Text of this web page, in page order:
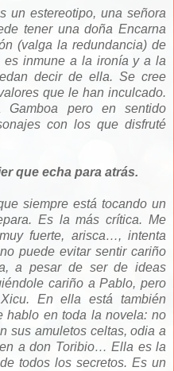
un estereotipo, una señora
tener una doña Encarna
(valga la redundancia) de
es inmune a la ironía y a la
decir de ella. Se cree
que le han inculcado.
pero en sentido
con los que disfruté
que echa para atrás.
siempre está tocando un
Es la más crítica. Me
fuerte, arisca…, intenta
puede evitar sentir cariño
a pesar de ser de ideas
cariño a Pablo, pero
En ella está también
hablo en toda la novela: no
sus amuletos celtas, odia a
a don Toribio… Ella es la
todos los secretos. Es un